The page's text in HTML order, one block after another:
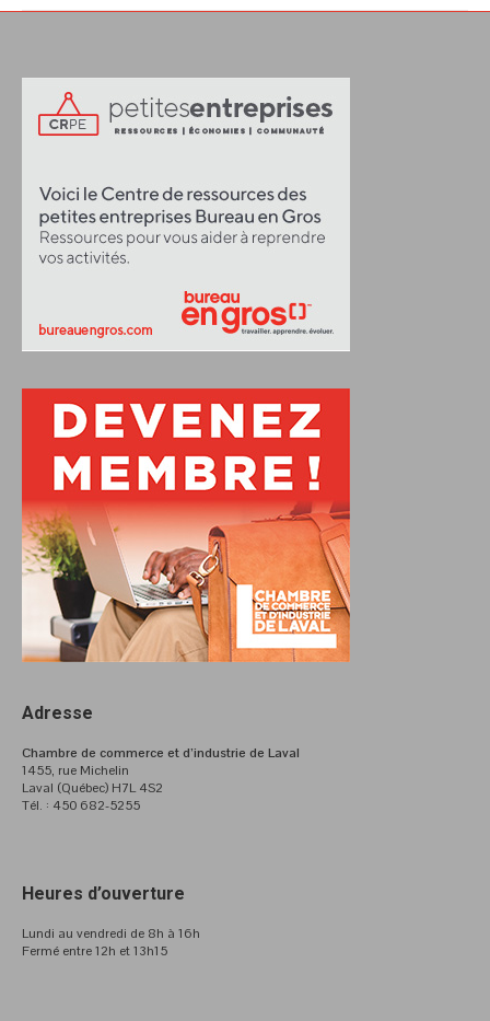
Adresse
Chambre de commerce et d’industrie de Laval
1455, rue Michelin
Laval (Québec) H7L 4S2
Tél. : 450 682-5255
Heures d’ouverture
Lundi au vendredi de 8h à 16h
Fermé entre 12h et 13h15